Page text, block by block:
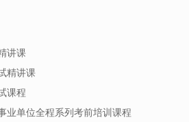
讲课
精讲课
课程
业单位全程系列考前培训课程